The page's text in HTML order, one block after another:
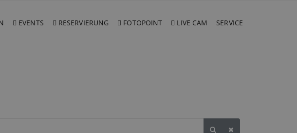
EVENTS RESERVIERUNG FOTOPOINT LIVE CAM SERVICE